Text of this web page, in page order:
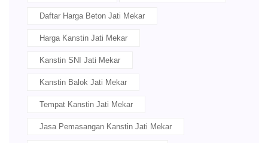
Daftar Harga Beton Jati Mekar
Harga Kanstin Jati Mekar
Kanstin SNI Jati Mekar
Kanstin Balok Jati Mekar
Tempat Kanstin Jati Mekar
Jasa Pemasangan Kanstin Jati Mekar